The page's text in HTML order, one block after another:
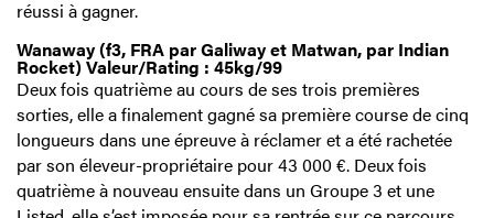
réussi à gagner.
Wanaway (f3, FRA par Galiway et Matwan, par Indian
Rocket) Valeur/Rating : 45kg/99
Deux fois quatrième au cours de ses trois premières
sorties, elle a finalement gagné sa première course de cinq
longueurs dans une épreuve à réclamer et a été rachetée
par son éleveur-propriétaire pour 43 000 €. Deux fois
quatrième à nouveau ensuite dans un Groupe 3 et une